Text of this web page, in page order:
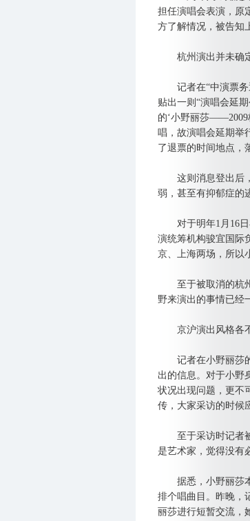
担任演唱会表演，原
方了解情况，被告知
杭州演出并未确
记者在“中演票务
贴出一则“演唱会延
的‘小野丽莎——2009
唱，故演唱会延期举
了退票的时间地点，
这则消息登出后，
弱，甚至有抑郁症的
对于明年1月16日
演统筹机构骏宜国际
京、上海两场，所以
至于被取消的杭州
野来演出的事情已经
京沪演出风格各
记者在小野丽莎的
出的信息。对于小野
状况出现问题，更不
传，大家采访的时候
至于采访时记者被
是艺术家，觉得没有
据悉，小野丽莎本
排个唱曲目。昨晚，
丽莎进行短暂交流，